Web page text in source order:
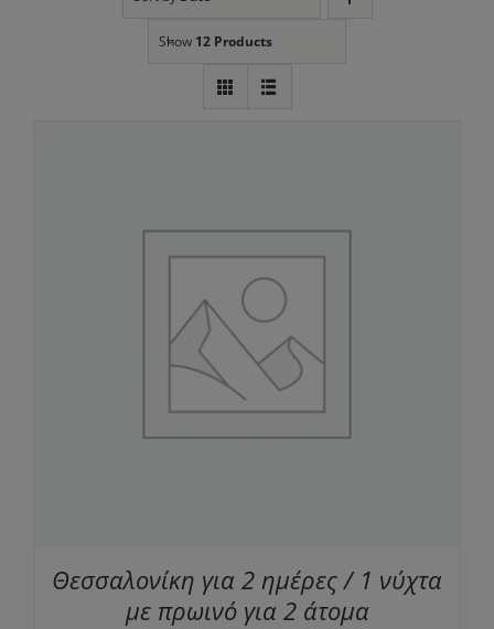
Show 12 Products
Θεσσαλονίκη για 2 ημέρες / 1 νύχτα
με πρωινό για 2 άτομα